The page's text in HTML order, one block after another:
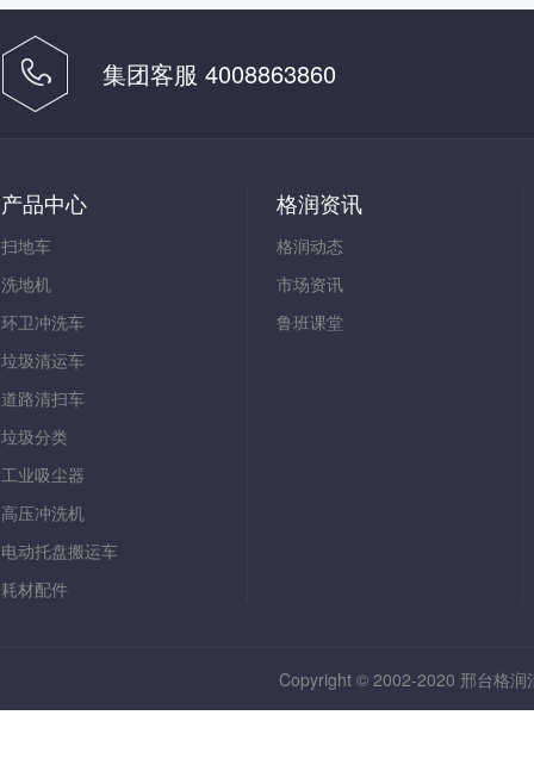
集团客服 4008863860
产品中心
扫地车
洗地机
环卫冲洗车
垃圾清运车
道路清扫车
垃圾分类
工业吸尘器
高压冲洗机
电动托盘搬运车
耗材配件
格润资讯
格润动态
市场资讯
鲁班课堂
Copyright © 2002-2020 邢台格